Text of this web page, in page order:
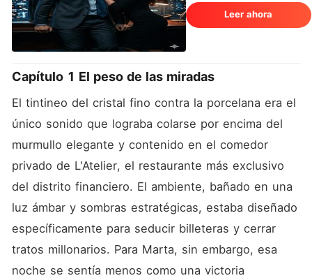
poder no solo se mide en
activos netos, sino en el
control absoluto sobre cada
construido un imperio
distancia emocional. Para él,
todo es una transacción,
hasta que se topa con el
único activo que no puede
senior más brillante y la
única persona que se atreve
a sostenerle la mirada. Lo
que comienza como una
de juntas estalla una noche
de horas extra en la planta
cuarenta y dos. Tras una
cena de negocios cargada
Leer ahora
Capítulo 1 El peso de las miradas
El tintineo del cristal fino contra la porcelana era el
único sonido que lograba colarse por encima del
murmullo elegante y contenido en el comedor
privado de L'Atelier, el restaurante más exclusivo
del distrito financiero. El ambiente, bañado en una
luz ámbar y sombras estratégicas, estaba diseñado
específicamente para seducir billeteras y cerrar
tratos millonarios. Para Marta, sin embargo, esa
noche se sentía menos como una victoria